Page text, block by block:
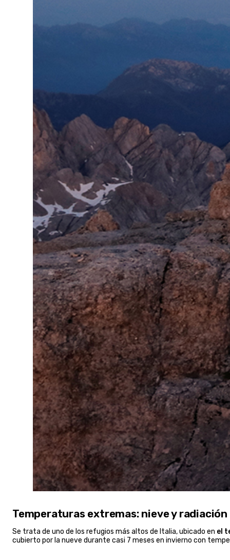
Temperaturas extremas: nieve y
Se trata de uno de los refugios más altos de Italia, ubicado en el
cubierto por la nueve durante casi 7 meses en invierno con